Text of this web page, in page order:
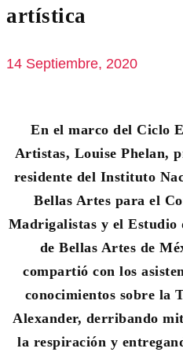
artística
14 Septiembre, 2020
En el marco del Ciclo
Artistas, Louise Phelan,
residente del Instituto
Bellas Artes para el
Madrigalistas y el Estudio
de Bellas Artes de
compartió con los
conocimientos sobre la
Alexander, derribando
la respiración y